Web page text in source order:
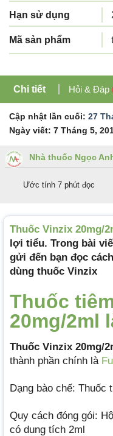
Hạn sử dụng
Mã sản phẩm
Chi tiết Hỏi & Đáp
Cập nhật lần cuối: 27
Ngày viết: 7 Tháng 5,
Nhà thuốc Ngọc
Ước tính 7 phút đọc
Thuốc Vinzix 20mg/
lợi tiểu. Trong bài
gửi đến bạn đọc
dùng thuốc Vinzix
Thuốc
20mg/2ml
Thuốc Vinzix 20mg/
thành phần chính là
Dạng bào chế: Thuốc
Quy cách đóng gói:
có dung tích 2ml